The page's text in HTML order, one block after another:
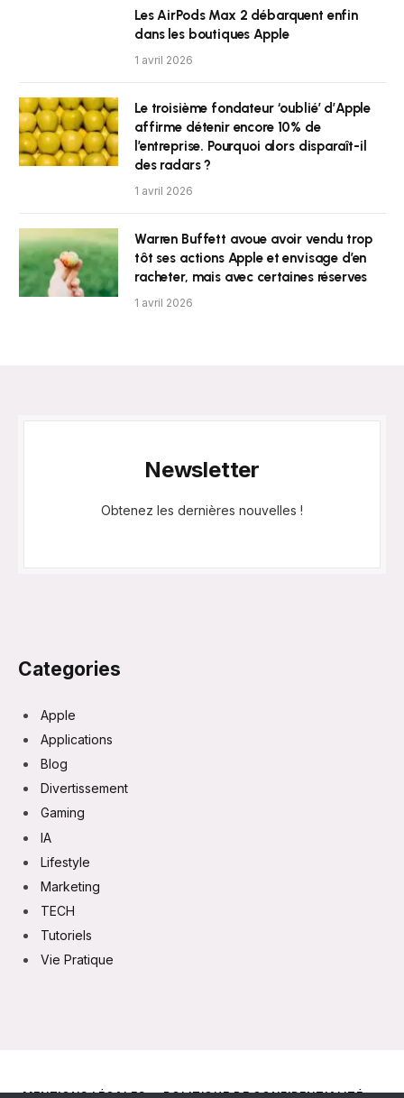
Les AirPods Max 2 débarquent enfin
dans les boutiques Apple
1 avril 2026
Le troisième fondateur ‘oublié’ d’Apple
affirme détenir encore 10% de
l’entreprise. Pourquoi alors disparaît-il
des radars ?
1 avril 2026
Warren Buffett avoue avoir vendu trop
tôt ses actions Apple et envisage d’en
racheter, mais avec certaines réserves
1 avril 2026
Newsletter
Obtenez les dernières nouvelles !
Categories
Apple
Applications
Blog
Divertissement
Gaming
IA
Lifestyle
Marketing
TECH
Tutoriels
Vie Pratique